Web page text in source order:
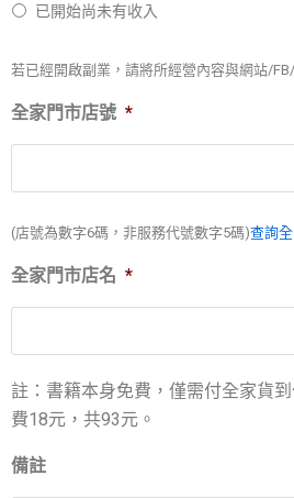
已開始尚未有收入
若已經開啟副業，請將所經營內容與網站/
全家門市店號 *
(店號為數字6碼，非服務代號數字5碼)查詢
全家門市店名 *
註：書籍本身免費，僅需付全家貨
費18元，共93元。
備註